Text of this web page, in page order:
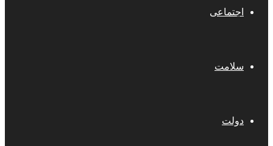
اجتماعی
سلامت
دولت